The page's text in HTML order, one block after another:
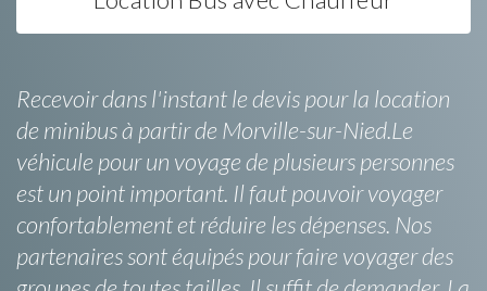
Recevoir dans l'instant le devis pour la location
de minibus à partir de Morville-sur-Nied.Le
véhicule pour un voyage de plusieurs personnes
est un point important. Il faut pouvoir voyager
confortablement et réduire les dépenses. Nos
partenaires sont équipés pour faire voyager des